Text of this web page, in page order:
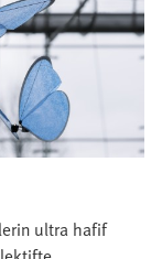
ultra hafif